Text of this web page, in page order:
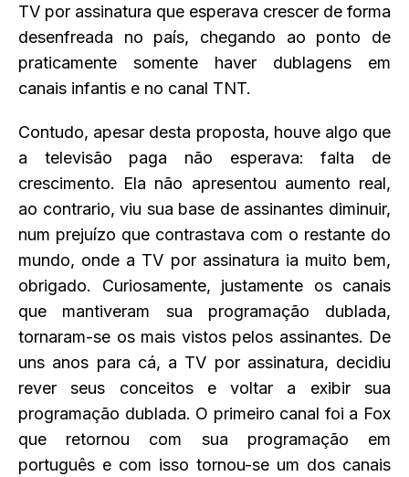
TV por assinatura que esperava crescer de forma
desenfreada no país, chegando ao ponto de
praticamente somente haver dublagens em
canais infantis e no canal TNT.
Contudo, apesar desta proposta, houve algo que
a televisão paga não esperava: falta de
crescimento. Ela não apresentou aumento real,
ao contrario, viu sua base de assinantes diminuir,
num prejuízo que contrastava com o restante do
mundo, onde a TV por assinatura ia muito bem,
obrigado. Curiosamente, justamente os canais
que mantiveram sua programação dublada,
tornaram-se os mais vistos pelos assinantes. De
uns anos para cá, a TV por assinatura, decidiu
rever seus conceitos e voltar a exibir sua
programação dublada. O primeiro canal foi a Fox
que retornou com sua programação em
português e com isso tornou-se um dos canais